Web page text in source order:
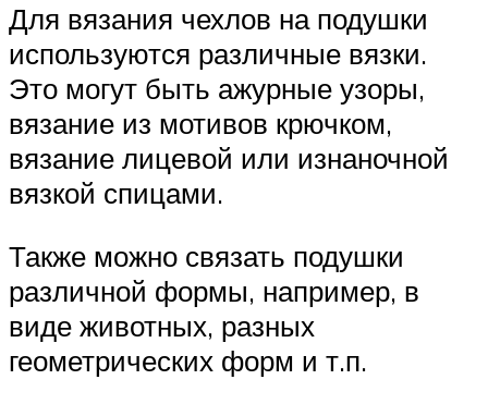
Для вязания чехлов на подушки
используются различные вязки.
Это могут быть ажурные узоры,
вязание из мотивов крючком,
вязание лицевой или изнаночной
вязкой спицами.
Также можно связать подушки
различной формы, например, в
виде животных, разных
геометрических форм и т.п.